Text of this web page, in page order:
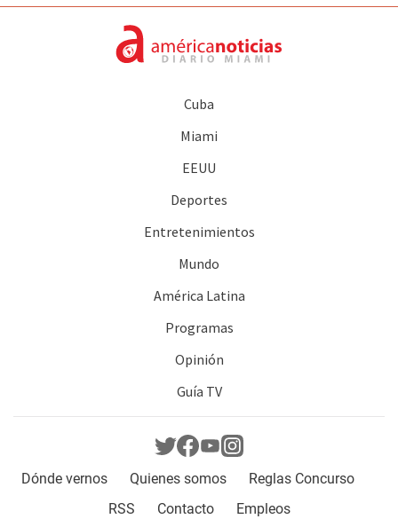
Cuba
Miami
EEUU
Deportes
Entretenimientos
Mundo
América Latina
Programas
Opinión
Guía TV
Dónde vernos Quienes somos
Reglas Concurso
RSS
Contacto Empleos